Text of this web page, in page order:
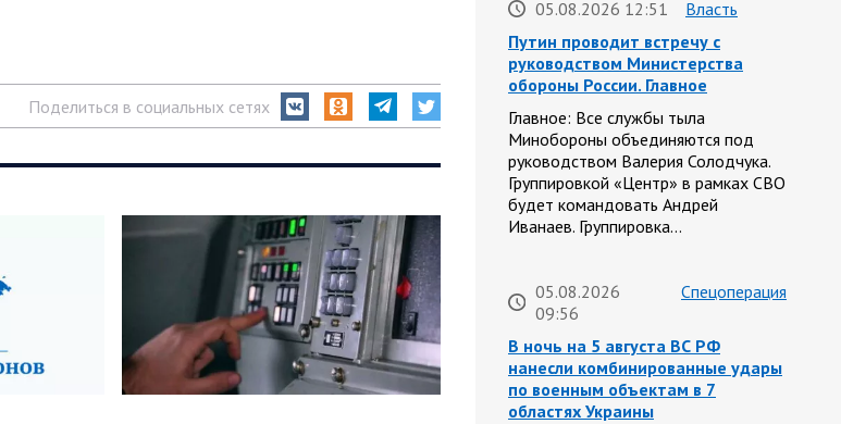
Поделиться в социальных сетях
05.08.2026 12:51
Власть
Путин проводит встречу с
руководством Министерства
обороны России. Главное
Главное: Все службы тыла
Минобороны объединяются под
руководством Валерия Солодчука.
Группировкой «Центр» в рамках СВО
будет командовать Андрей
Иванаев. Группировка…
05.08.2026
09:56
Спецоперация
В ночь на 5 августа ВС РФ
нанесли комбинированные удары
по военным объектам в 7
областях Украины